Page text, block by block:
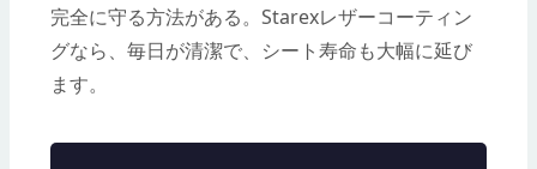
完全に守る方法がある。Starexレザーコーティン
グなら、毎日が清潔で、シート寿命も大幅に延び
ます。